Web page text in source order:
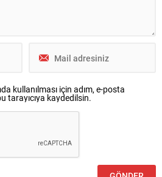
kullanılması için adım, e-posta
tarayıcıya kaydedilsin.